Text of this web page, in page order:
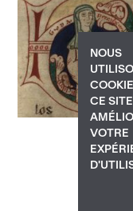
NOUS
CE
VOTRE